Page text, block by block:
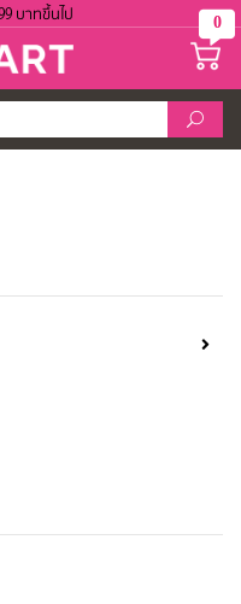
บาทขึ้นไป 0